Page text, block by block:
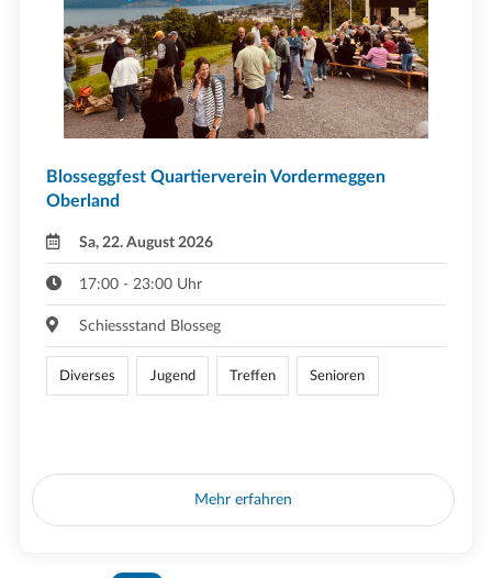
Blosseggfest Quartierverein Vordermeggen
Oberland
Sa, 22. August 2026
17:00 - 23:00 Uhr
Schiessstand Blosseg
Diverses Jugend Treffen Senioren
Mehr erfahren